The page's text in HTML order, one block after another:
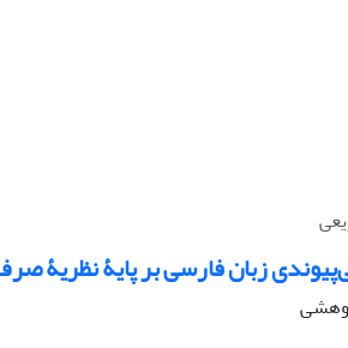
زبان فارسی بر پایۀ نظریۀ